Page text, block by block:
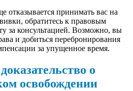
отказывается принимать вас на
обратитесь к правовым
за консультацией. Возможно, вы
и добиться перебронирования
за упущенное время.
о
освобождении